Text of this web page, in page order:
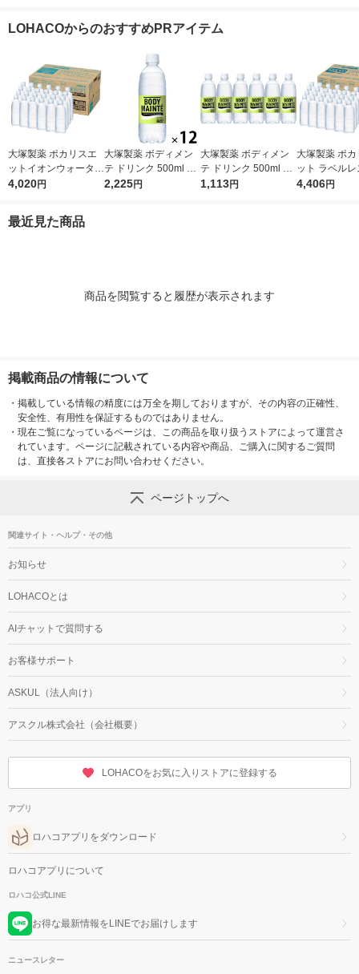
（イチオシ） オリジ
LOHACOからのおすすめPRアイテム
大塚製薬 ポカリスエ
ットイオンウォーター
ラベルレスボトル 500
4,020円
大塚製薬 ボディメン
テ ドリンク 500ml 1
セット（12本）
2,225円
大塚製薬 ボディメン
テ ドリンク 500ml 1
セット（6本）
1,113円
大塚製薬 ポ
ット ラベル
ル 500ml 1箱
4,406円
最近見た商品
商品を閲覧すると履歴が表示されます
掲載商品の情報について
・ 掲載している情報の精度には万全を期しておりますが、その内容の正確性、
安全性、有用性を保証するものではありません。
・ 現在ご覧になっているページは、この商品を取り扱うストアによって運営さ
れています。ページに記載されている内容や商品、ご購入に関するご質問
は、直接各ストアにお問い合わせください。
ページトップへ
関連サイト・ヘルプ・その他
お知らせ
LOHACOとは
AIチャットで質問する
お客様サポート
ASKUL（法人向け）
アスクル株式会社（会社概要）
LOHACOをお気に入りストアに登録する
アプリ
ロハコアプリをダウンロード
ロハコアプリについて
ロハコ公式LINE
お得な最新情報をLINEでお届けします
ニュースレター